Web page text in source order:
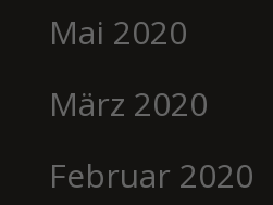
Mai 2020
März 2020
Februar 2020